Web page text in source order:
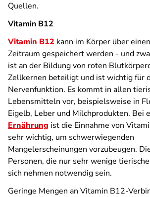
Quellen.
Vitamin B12
Vitamin B12 kann im Körper über
Zeitraum gespeichert werden - und
ist an der Bildung von roten
Zellkernen beteiligt und ist wichtig für
Nervenfunktion. Es kommt in allen
Lebensmitteln vor, beispielsweise in
Eigelb, Leber und Milchprodukten. Bei
Ernährung ist die Einnahme von
sehr wichtig, um schwerwiegenden
Mangelerscheinungen vorzubeugen.
Personen, die nur sehr wenige
sich nehmen notwendig sein.
Geringe Mengen an Vitamin B12-